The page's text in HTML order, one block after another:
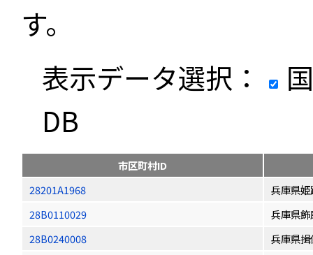
す。
表示データ選択：
DB
市区町村ID
28201A1968
兵庫県姫
28B0110029
兵庫県
28B0240008
兵庫県